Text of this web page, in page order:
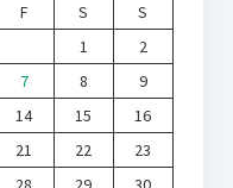
F S
S
1
2
7 8
9
14 15
16
21 22
23